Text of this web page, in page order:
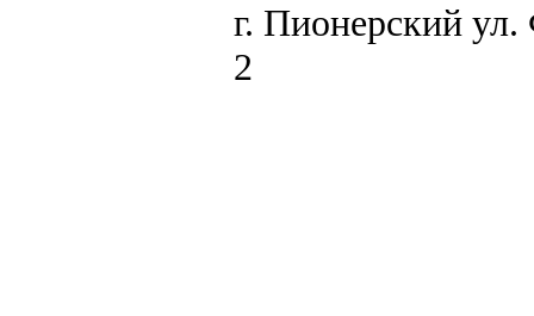
г. Пионерский ул.
2